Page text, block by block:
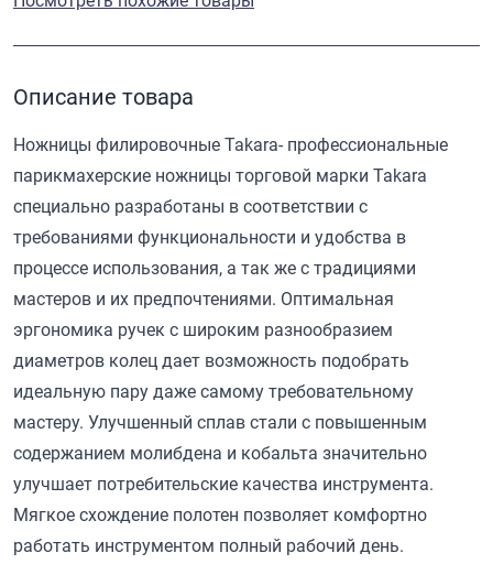
Описание товара
Ножницы филировочные Takara- профессиональные
парикмахерские ножницы торговой марки Takara
специально разработаны в соответствии с
требованиями функциональности и удобства в
процессе использования, а так же с традициями
мастеров и их предпочтениями. Оптимальная
эргономика ручек с широким разнообразием
диаметров колец дает возможность подобрать
идеальную пару даже самому требовательному
мастеру. Улучшенный сплав стали с повышенным
содержанием молибдена и кобальта значительно
улучшает потребительские качества инструмента.
Мягкое схождение полотен позволяет комфортно
работать инструментом полный рабочий день.